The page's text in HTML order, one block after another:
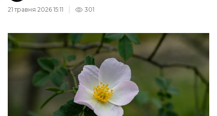
21 травня 2026 15:11
301